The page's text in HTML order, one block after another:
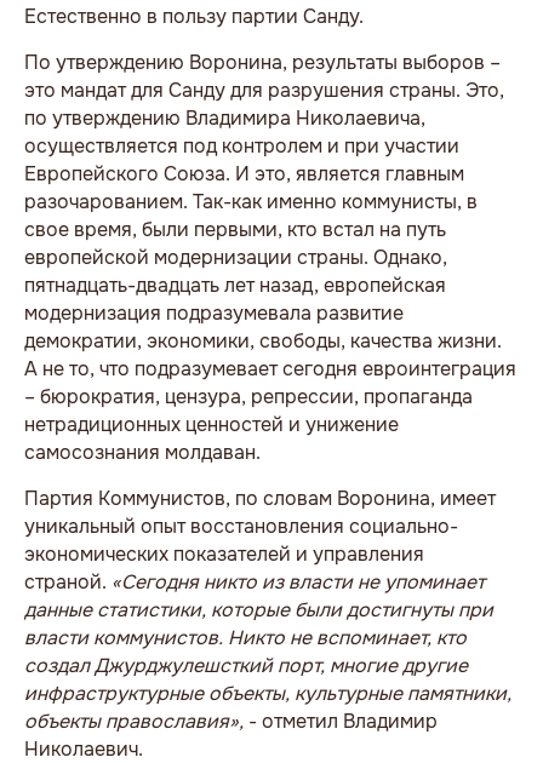
Естественно в пользу партии Санду.
По утверждению Воронина, результаты выборов –
это мандат для Санду для разрушения страны. Это,
по утверждению Владимира Николаевича,
осуществляется под контролем и при участии
Европейского Союза. И это, является главным
разочарованием. Так-как именно коммунисты, в
свое время, были первыми, кто встал на путь
европейской модернизации страны. Однако,
пятнадцать-двадцать лет назад, европейская
модернизация подразумевала развитие
демократии, экономики, свободы, качества жизни.
А не то, что подразумевает сегодня евроинтеграция
– бюрократия, цензура, репрессии, пропаганда
нетрадиционных ценностей и унижение
самосознания молдаван.
Партия Коммунистов, по словам Воронина, имеет
уникальный опыт восстановления социально-
экономических показателей и управления
страной. «Сегодня никто из власти не упоминает
данные статистики, которые были достигнуты при
власти коммунистов. Никто не вспоминает, кто
создал Джурджулешсткий порт, многие другие
инфраструктурные объекты, культурные памятники,
объекты православия», - отметил Владимир
Николаевич.